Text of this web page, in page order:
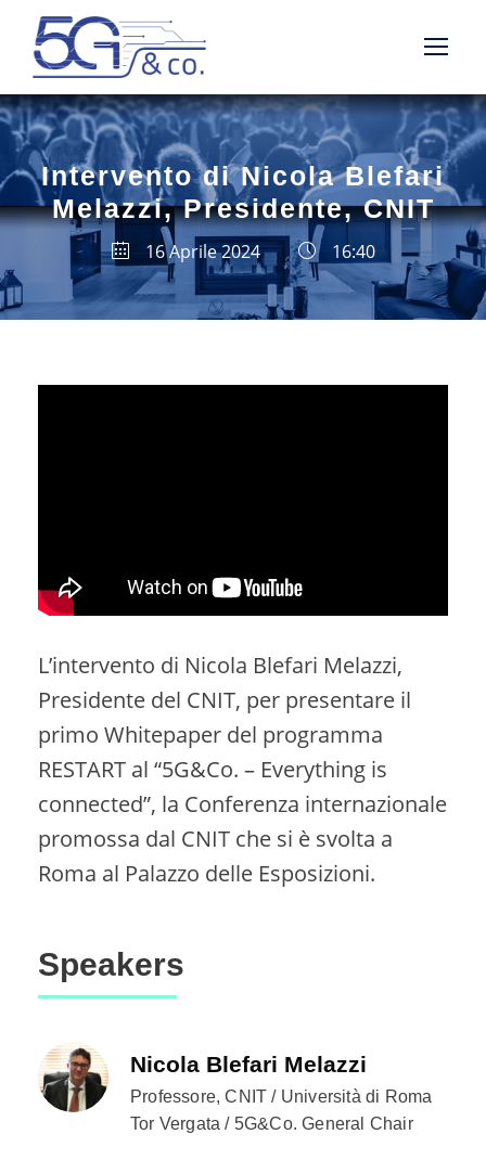
Intervento di Nicola Blefari
Melazzi, Presidente, CNIT
16 Aprile 2024 16:40
L’intervento di Nicola Blefari Melazzi,
Presidente del CNIT, per presentare il
primo Whitepaper del programma
RESTART al “5G&Co. – Everything is
connected”, la Conferenza internazionale
promossa dal CNIT che si è svolta a
Roma al Palazzo delle Esposizioni.
Speakers
Nicola Blefari Melazzi
Professore, CNIT / Università di Roma
Tor Vergata / 5G&Co. General Chair